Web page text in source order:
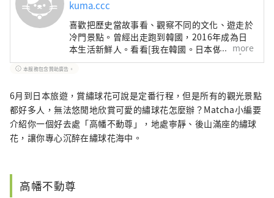
kuma.ccc
喜歡把歷史當故事看、觀察不同的文化、遊走於
冷門景點。曾經出走跑到韓國，2016年成為日
本生活新鮮人。看看[我在韓國。日本做什麼]吧
#whatidoinkrjp
more
本服務包含贊助廣告。
6月到日本旅遊，賞繡球花可說是定番行程，但是所有的觀光景點
都好多人，無法悠閒地欣賞可愛的繡球花怎麼辦？Matcha小編要
介紹你一個好去處「高幡不動尊」，地處寧靜、後山滿座的繡球
花，讓你專心沉醉在繡球花海中。
高幡不動尊